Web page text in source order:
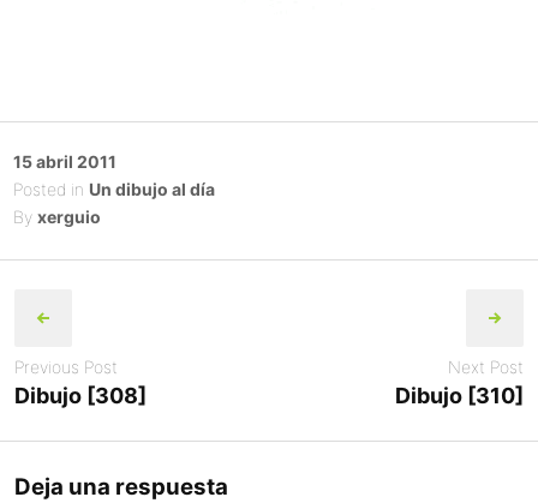
Posted
on
15 abril 2011
Posted in Un dibujo al día
By xerguio
navigation
Previous Post
Dibujo [308]
Next Post
Dibujo [310]
Deja una respuesta